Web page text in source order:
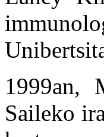
1999an,
Saileko